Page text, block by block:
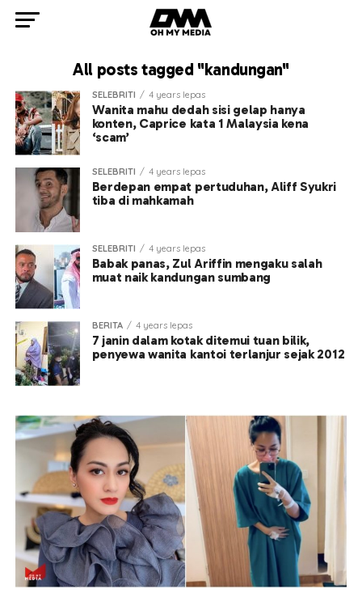
All posts tagged "kandungan"
SELEBRITI 4 years lepas
Wanita mahu dedah sisi gelap hanya
konten, Caprice kata 1 Malaysia kena
‘scam’
SELEBRITI 4 years lepas
Berdepan empat pertuduhan, Aliff Syukri
tiba di mahkamah
SELEBRITI 4 years lepas
Babak panas, Zul Ariffin mengaku salah
muat naik kandungan sumbang
BERITA 4 years lepas
7 janin dalam kotak ditemui tuan bilik,
penyewa wanita kantoi terlanjur sejak 2012